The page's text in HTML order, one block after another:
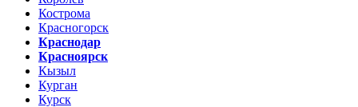
Кострома
Красногорск
Краснодар
Красноярск
Кызыл
Курган
Курск